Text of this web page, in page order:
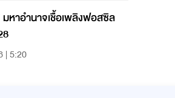
มหาอำนาจเชื้อเพลิงฟอสซิล
| 5:20